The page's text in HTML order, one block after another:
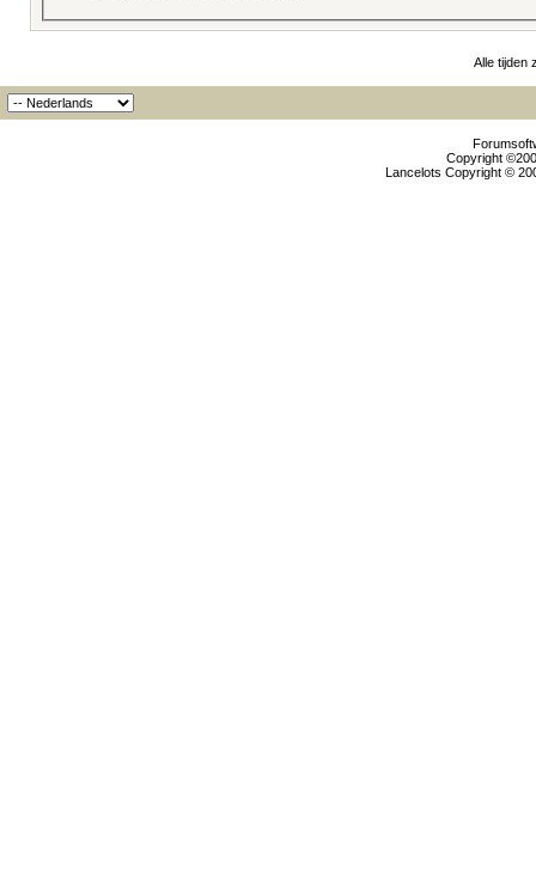
Alle tijden
Copyright
Lancelots Copyright ©